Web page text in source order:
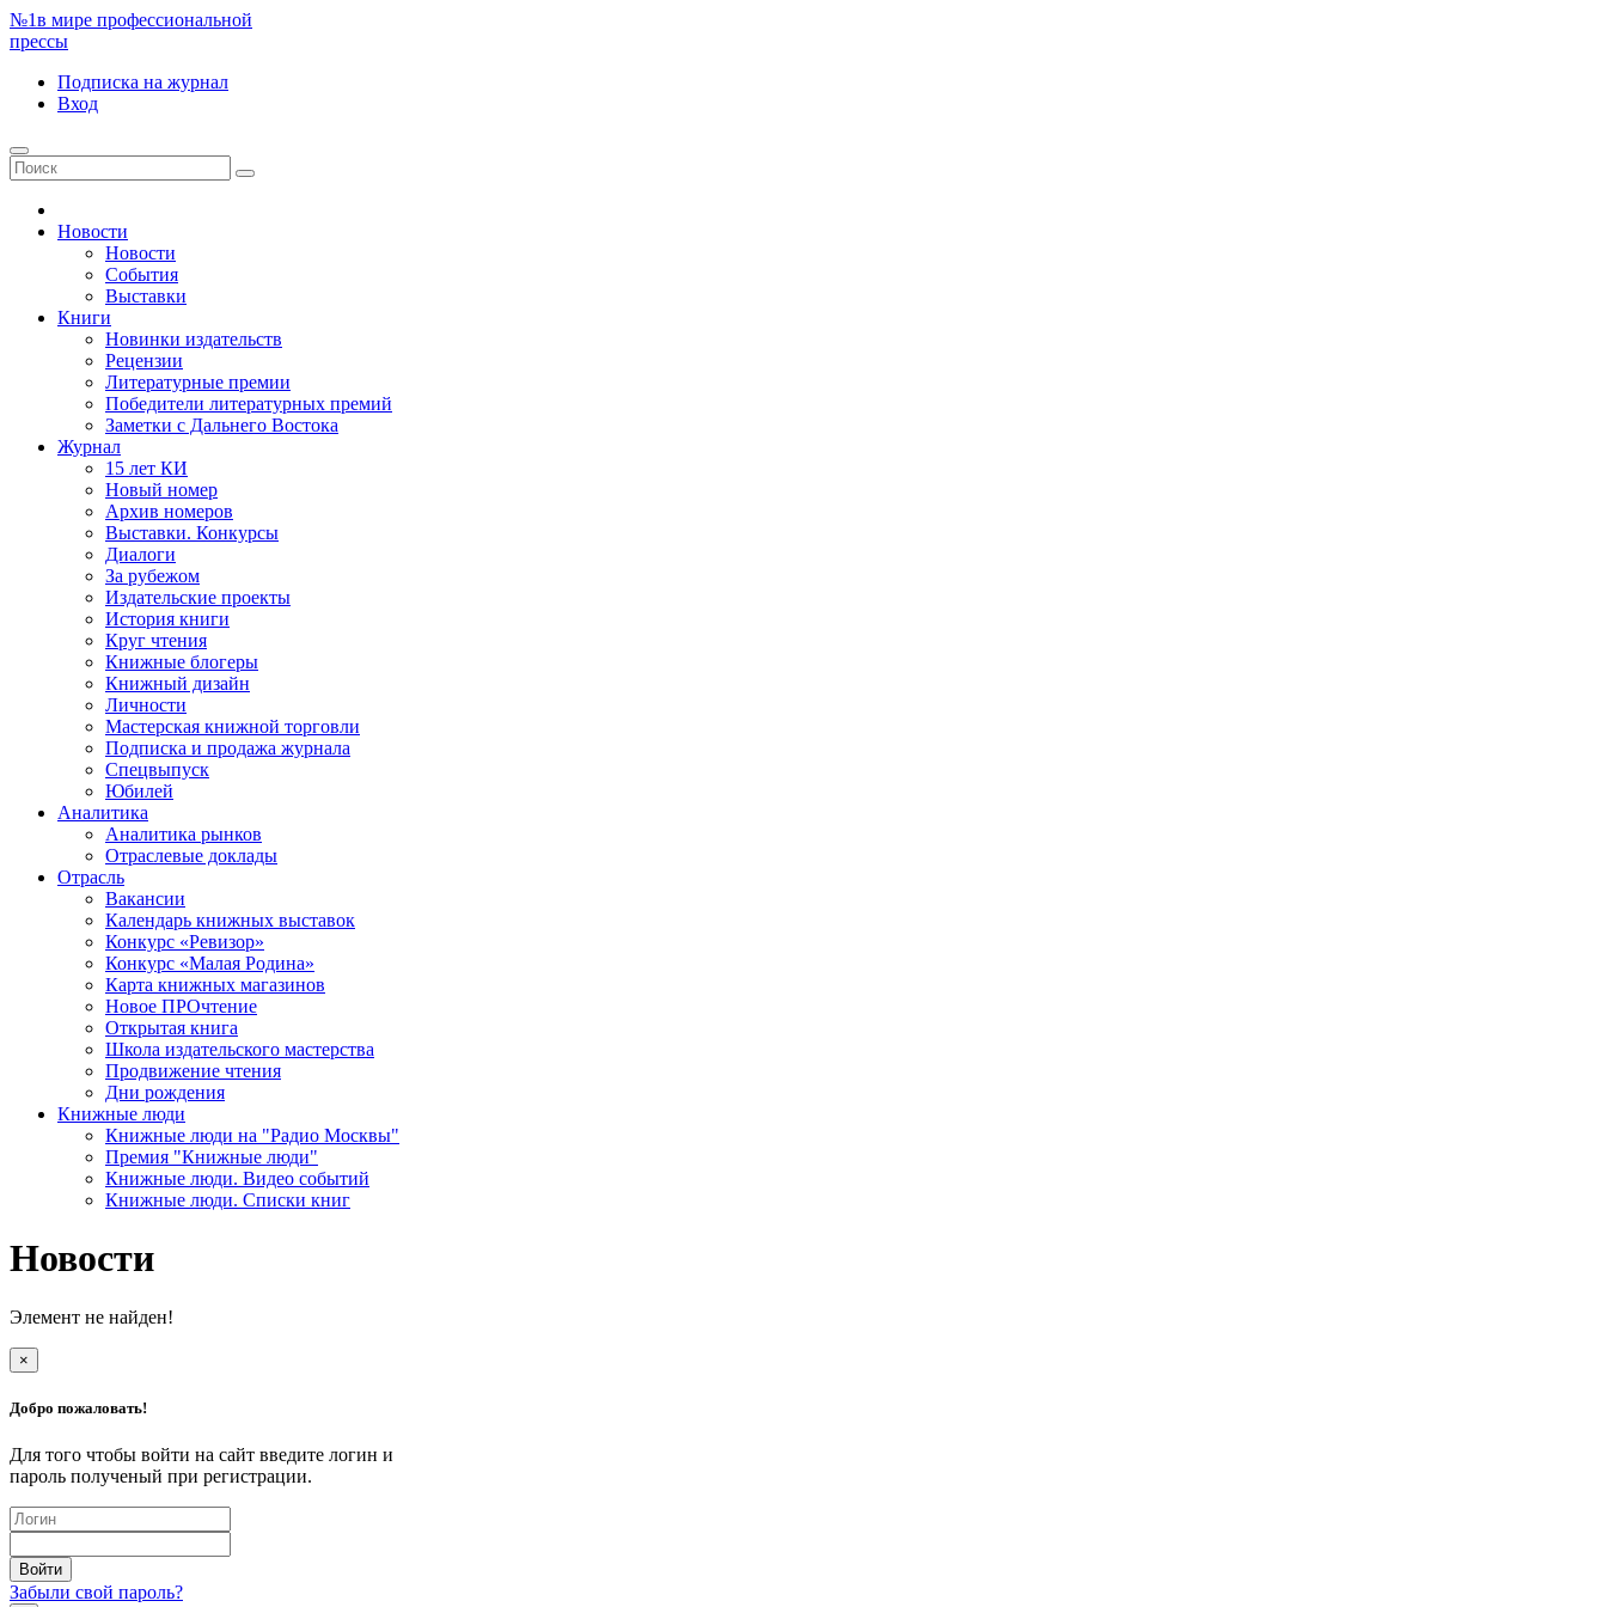
№1в мире профессиональной
прессы
Подписка на журнал
Вход
Новости
Новости
События
Выставки
Книги
Новинки издательств
Рецензии
Литературные премии
Победители литературных премий
Заметки с Дальнего Востока
Журнал
15 лет КИ
Новый номер
Архив номеров
Выставки. Конкурсы
Диалоги
За рубежом
Издательские проекты
История книги
Круг чтения
Книжные блогеры
Книжный дизайн
Личности
Мастерская книжной торговли
Подписка и продажа журнала
Спецвыпуск
Юбилей
Аналитика
Аналитика рынков
Отраслевые доклады
Отрасль
Вакансии
Календарь книжных выставок
Конкурс «Ревизор»
Конкурс «Малая Родина»
Карта книжных магазинов
Новое ПРОчтение
Открытая книга
Школа издательского мастерства
Продвижение чтения
Дни рождения
Книжные люди
Книжные люди на "Радио Москвы"
Премия "Книжные люди"
Книжные люди. Видео событий
Книжные люди. Списки книг
Новости
Элемент не найден!
×
Добро пожаловать!
Для того чтобы войти на сайт введите логин и
пароль полученый при регистрации.
Забыли свой пароль?